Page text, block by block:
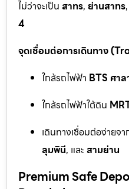
ไม่ว่าจะเป็น สาทร, ย่านสาทร,
4
จุดเชื่อมต่อการเดินทาง
ใกล้รถไฟฟ้า BTS ศา
ใกล้รถไฟฟ้าใต้ดิน
เดินทางเชื่อมต่อง่ายจ
ลุมพินี, และ สามย่าน
Premium Safe